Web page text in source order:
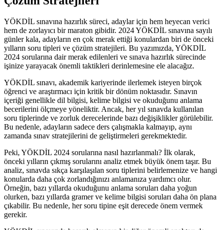
YÖKDİL sınavına hazırlık süreci, adaylar için hem heyecan verici
hem de zorlayıcı bir maraton gibidir. 2024 YÖKDİL sınavına sayılı
günler kala, adayların en çok merak ettiği konulardan biri de önceki
yılların soru tipleri ve çözüm stratejileri. Bu yazımızda, YÖKDİL
2024 sorularına dair merak edilenleri ve sınava hazırlık sürecinde
işinize yarayacak önemli taktikleri derinlemesine ele alacağız.
YÖKDİL sınavı, akademik kariyerinde ilerlemek isteyen birçok
öğrenci ve araştırmacı için kritik bir dönüm noktasıdır. Sınavın
içeriği genellikle dil bilgisi, kelime bilgisi ve okuduğunu anlama
becerilerini ölçmeye yöneliktir. Ancak, her yıl sınavda kullanılan
soru tiplerinde ve zorluk derecelerinde bazı değişiklikler görülebilir.
Bu nedenle, adayların sadece ders çalışmakla kalmayıp, aynı
zamanda sınav stratejilerini de geliştirmeleri gerekmektedir.
Peki, YÖKDİL 2024 sorularına nasıl hazırlanmalı? İlk olarak,
önceki yılların çıkmış sorularını analiz etmek büyük önem taşır. Bu
analiz, sınavda sıkça karşılaşılan soru tiplerini belirlemenize ve hangi
konularda daha çok zorlandığınızı anlamanıza yardımcı olur.
Örneğin, bazı yıllarda okuduğunu anlama soruları daha yoğun
olurken, bazı yıllarda gramer ve kelime bilgisi soruları daha ön plana
çıkabilir. Bu nedenle, her soru tipine eşit derecede önem vermek
gerekir.